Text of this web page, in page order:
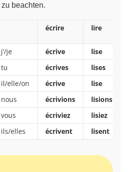
zu beachten.
écrire lire
j’/je écrive
lise
tu écrives
lises
il/elle/on écrive
lise
nous écrivions
lisions
vous écriviez
lisiez
ils/elles écrivent lisent